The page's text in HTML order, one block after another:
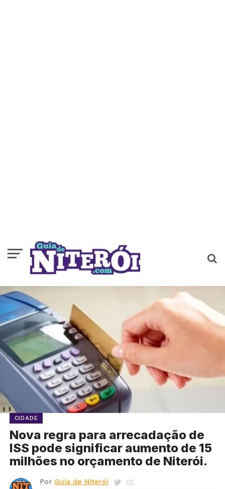
CIDADE
Nova regra para arrecadação de
ISS pode significar aumento de 15
milhões no orçamento de Niterói.
Por Guia de Niterói